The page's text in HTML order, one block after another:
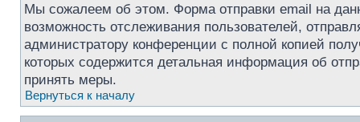
Мы сожалеем об этом. Форма отправки email на
возможность отслеживания пользователей,
администратору конференции с полной копией
которых содержится детальная информация об
принять меры.
Вернуться к началу